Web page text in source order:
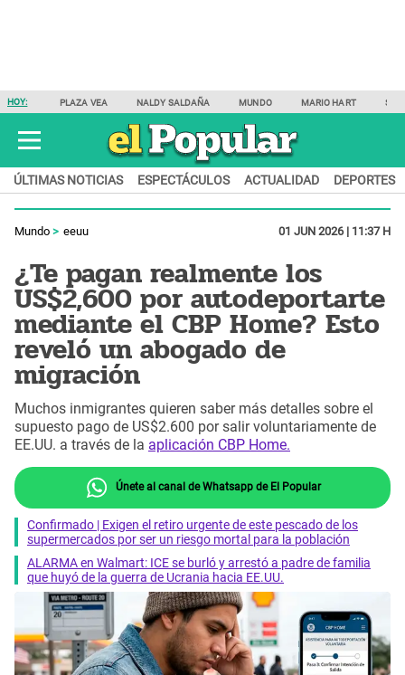
HOY: PLAZA VEA NALDY SALDAÑA MUNDO MARIO HART
ÚLTIMAS NOTICIAS ESPECTÁCULOS ACTUALIDAD DEPORTES
Mundo eeuu 01 JUN 2026 | 11:37 H
¿Te pagan realmente los
US$2,600 por autodeportarte
mediante el CBP Home? Esto
reveló un abogado de
migración
Muchos inmigrantes quieren saber más detalles sobre el
supuesto pago de US$2.600 por salir voluntariamente de
EE.UU. a través de la aplicación CBP Home.
Únete al canal de Whatsapp de El Popular
Confirmado | Exigen el retiro urgente de este pescado de los
supermercados por ser un riesgo mortal para la población
ALARMA en Walmart: ICE se burló y arrestó a padre de familia
que huyó de la guerra de Ucrania hacia EE.UU.